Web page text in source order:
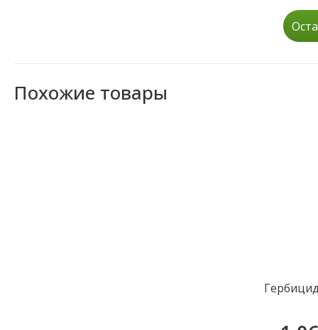
Похожие товары